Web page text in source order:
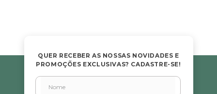
QUER RECEBER AS NOSSAS NOVIDADES E
PROMOÇÕES EXCLUSIVAS? CADASTRE-SE!